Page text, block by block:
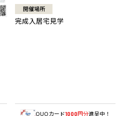
開催場所
完成入居宅見学
QUOカード1000円分進呈中！